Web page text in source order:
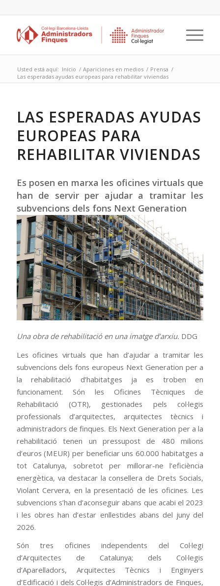
Usted está aquí: Inicio / Apariciones en medios / Prensa /
Las esperadas ayudas europeas para rehabilitar viviendas
LAS ESPERADAS AYUDAS
EUROPEAS PARA
REHABILITAR VIVIENDAS
Es posen en marxa les oficines virtuals que
han de servir per ajudar a tramitar les
subvencions dels fons Next Generation
Una obra de rehabilitació en una imatge d’arxiu. DDG
Les oficines virtuals que han d’ajudar a tramitar les
subvencions dels fons europeus Next Generation per a
la rehabilitació d’habitatges ja es troben en
funcionament. Són les Oficines Tècniques de
Rehabilitació (OTR), gestionades pels col·legis
professionals d’arquitectes, arquitectes tècnics i
administradors de finques. Els Next Generation per a la
rehabilitació tenen un pressupost de 480 milions
d’euros (MEUR) per beneficiar uns 60.000 habitatges a
tot Catalunya, sobretot per millorar-ne l’eficiència
energètica, va destacar la consellera de Drets Socials,
Violant Cervera, en la presentació de les oficines. Les
subvencions s’han d’aconseguir abans que acabi el 2023
i les obres han d’estar enllestides abans del juny del
2026.
Són tres oficines independents del Col·legi
d’Arquitectes de Catalunya; dels Col·legis
d’Aparelladors, Arquitectes Tècnics i Enginyers
d’Edificació i dels Col·legis d’Administradors de Finques,